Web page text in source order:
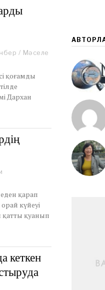
/ Мәселе
қоғамды
Дархан
қарап
күйеуі
қатты қуанып
кеткен